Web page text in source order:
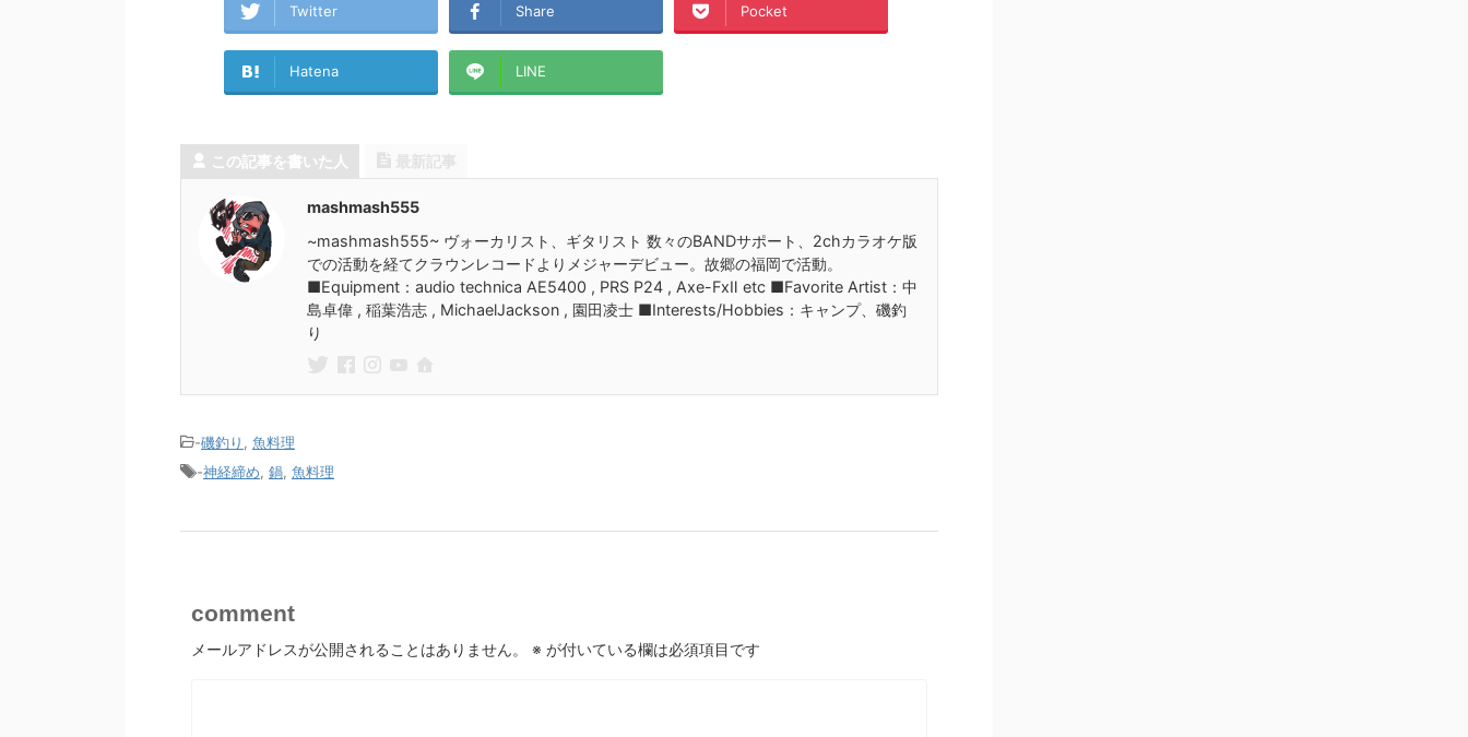
Twitter Share Pocket
Hatena LINE
この記事を書いた人
mashmash555
~mashmash555~ ヴォーカリスト、ギタリスト 数々のBANDサポート、2chカラオケ版
での活動を経てクラウンレコードよりメジャーデビュー。故郷の福岡で活動。
■Equipment：audio technica AE5400 , PRS P24 , Axe-FxⅡ etc ■Favorite Artist：中
島卓偉 , 稲葉浩志 , MichaelJackson , 園田凌士 ■Interests/Hobbies：キャンプ、磯釣
り
-磯釣り , 魚料理
-神経締め, 鍋, 魚料理
comment
メールアドレスが公開されることはありません。 ※ が付いている欄は必須項目です